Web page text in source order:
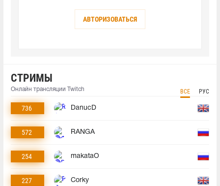
АВТОРИЗОВАТЬСЯ
СТРИМЫ
Онлайн трансляции Twitch ВСЕ РУС
736 DanucD
572 RANGA
254 makataO
227 Corky